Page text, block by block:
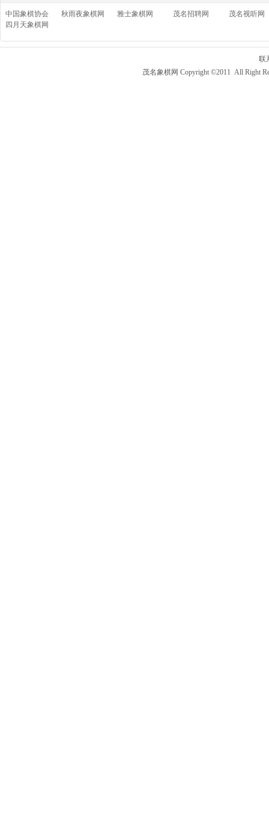
中国象棋协会 秋雨夜象棋网 雅士象棋网 茂名招聘网
茂名视听网
四月天象棋网
联
茂名象棋网 Copyright ©2011 All Right